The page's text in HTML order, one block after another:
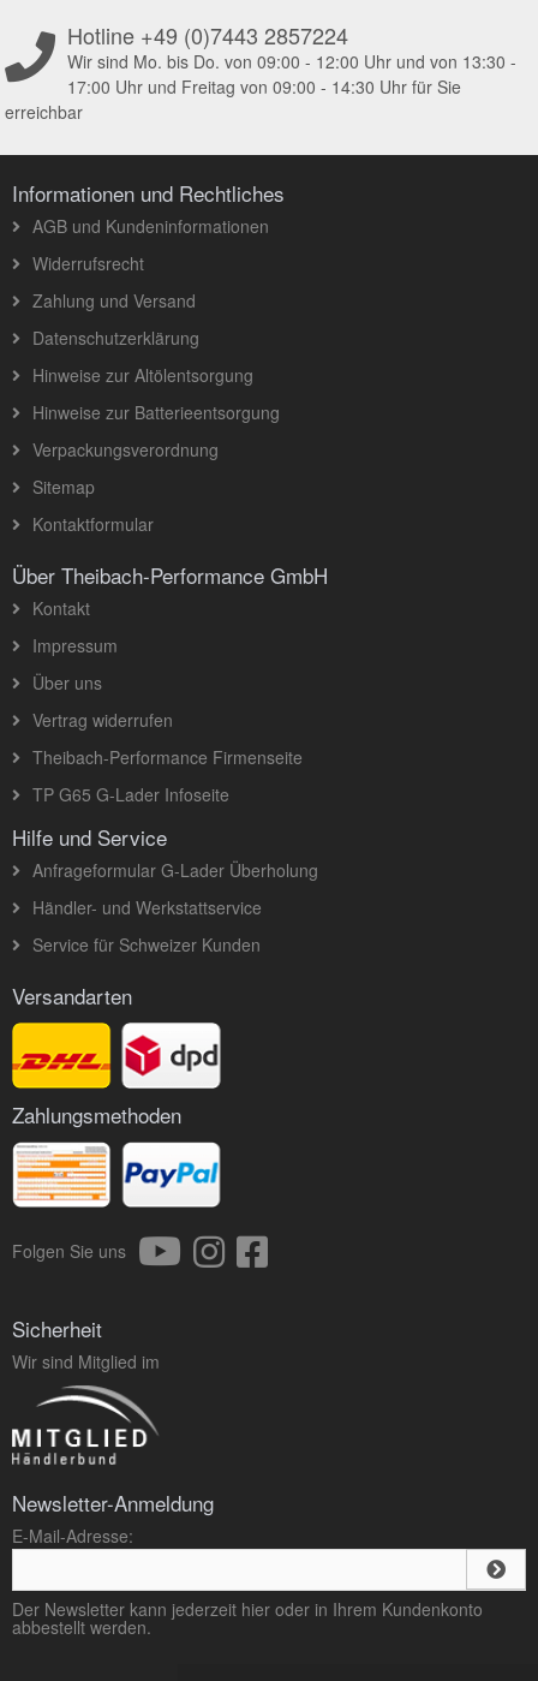
Hotline +49 (0)7443 2857224
Wir sind Mo. bis Do. von 09:00 - 12:00 Uhr und von 13:30 -
17:00 Uhr und Freitag von 09:00 - 14:30 Uhr für Sie
erreichbar
Informationen und Rechtliches
AGB und Kundeninformationen
Widerrufsrecht
Zahlung und Versand
Datenschutzerklärung
Hinweise zur Altölentsorgung
Hinweise zur Batterieentsorgung
Verpackungsverordnung
Sitemap
Kontaktformular
Über Theibach-Performance GmbH
Kontakt
Impressum
Über uns
Vertrag widerrufen
Theibach-Performance Firmenseite
TP G65 G-Lader Infoseite
Hilfe und Service
Anfrageformular G-Lader Überholung
Händler- und Werkstattservice
Service für Schweizer Kunden
Versandarten
Zahlungsmethoden
Folgen Sie uns
Sicherheit
Wir sind Mitglied im
Newsletter-Anmeldung
E-Mail-Adresse:
Der Newsletter kann jederzeit hier oder in Ihrem Kundenkonto
abbestellt werden.